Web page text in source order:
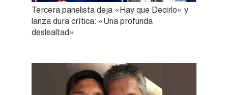
Tercera panelista deja «Hay que Decirlo» y
lanza dura crítica: «Una profunda
deslealtad»